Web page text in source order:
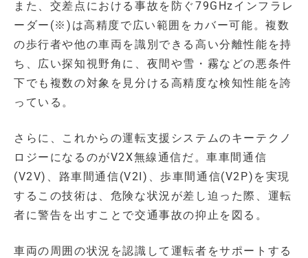
また、交差点における事故を防ぐ79GHzインフラレ
ーダー(※)は高精度で広い範囲をカバー可能。複数
の歩行者や他の車両を識別できる高い分離性能を持
ち、広い探知視野角に、夜間や雪・霧などの悪条件
下でも複数の対象を見分ける高精度な検知性能を誇
っている。
さらに、これからの運転支援システムのキーテクノ
ロジーになるのがV2X無線通信だ。車車間通信
(V2V)、路車間通信(V2I)、歩車間通信(V2P)を実現
するこの技術は、危険な状況が差し迫った際、運転
者に警告を出すことで交通事故の抑止を図る。
車両の周囲の状況を認識して運転者をサポートする